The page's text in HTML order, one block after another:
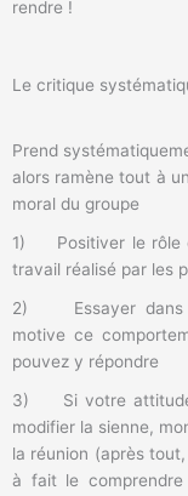
rendre !
Le critique
Prend
alors ramène tout à
moral du groupe
1) Positiver le rôle
travail réalisé par les
2) Essayer dans
motive ce
pouvez y répondre
3) Si votre attitude
modifier la sienne,
la réunion (après
à fait le